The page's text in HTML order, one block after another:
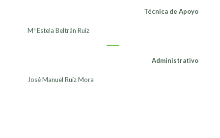
Técnica de Apoyo
Mª Estela Beltrán Ruiz
Administrativo
José Manuel Ruíz Mora